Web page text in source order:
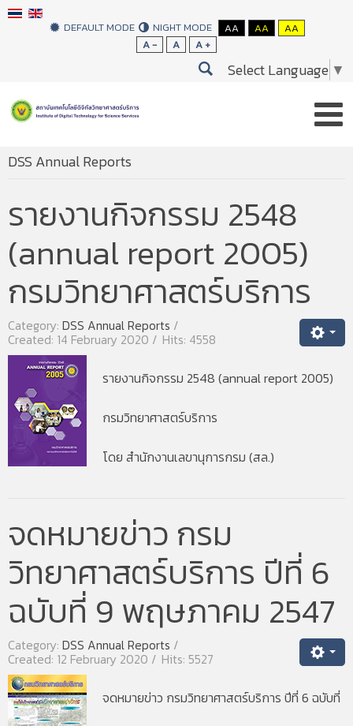
DEFAULT MODE NIGHT MODE AA AA
AA
A -
A A +
Select Language ▼
DSS Annual Reports
รายงานกิจกรรม 2548
(annual report 2005)
กรมวิทยาศาสตร์บริการ
Category: DSS Annual Reports
Created: 14 February 2020 Hits: 4558
รายงานกิจกรรม 2548 (annual report 2005)
กรมวิทยาศาสตร์บริการ
โดย สำนักงานเลขานุการกรม (สล.)
จดหมายข่าว กรม
วิทยาศาสตร์บริการ ปีที่ 6
ฉบับที่ 9 พฤษภาคม 2547
Category: DSS Annual Reports
Created: 12 February 2020 Hits: 5527
จดหมายข่าว กรมวิทยาศาสตร์บริการ ปีที่ 6 ฉบับที่